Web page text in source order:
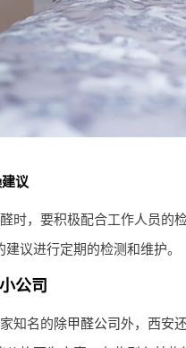
建议
时，要积极配合工作人员的
议进行定期的检测和维护。
公司
知名的除甲醛公司外，西安